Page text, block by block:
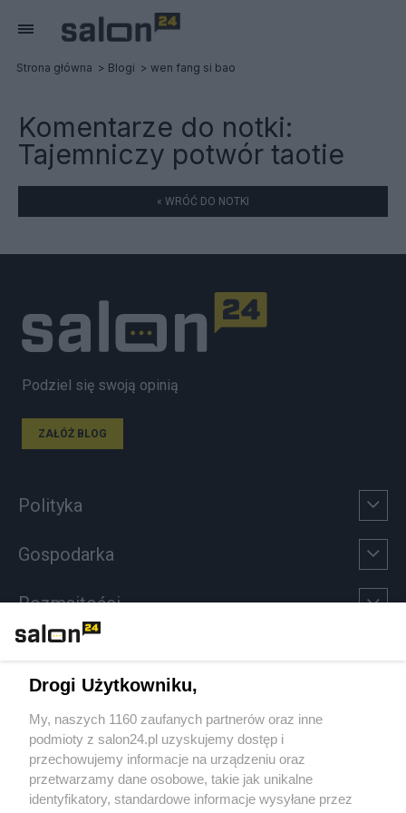
Strona główna Blogi wen fang si bao
Komentarze do notki:
Tajemniczy potwór taotie
« WRÓĆ DO NOTKI
Podziel się swoją opinią
ZAŁÓŻ BLOG
Polityka
Gospodarka
Rozmaitości
Sport
Społeczeństwo
Kultura
Drogi Użytkowniku,
My, naszych 1160 zaufanych partnerów oraz inne
podmioty z salon24.pl uzyskujemy dostęp i
przechowujemy informacje na urządzeniu oraz
przetwarzamy dane osobowe, takie jak unikalne
identyfikatory, standardowe informacje wysyłane przez